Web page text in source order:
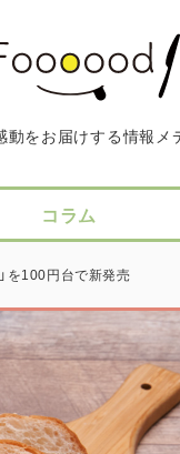
をお届けする情報メ
コラム
を100円台で新発売